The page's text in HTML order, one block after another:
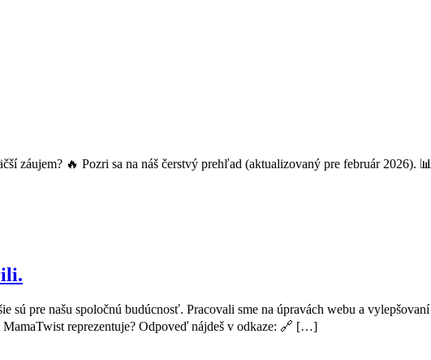
záujem? 🔥 Pozri sa na náš čerstvý prehľad (aktualizovaný pre február 2026).
pre našu spoločnú budúcnosť. Pracovali sme na úpravách webu a
reprezentuje? Odpoveď nájdeš v odkaze: 🔗 […]